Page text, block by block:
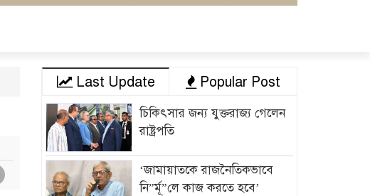
Last Update Popular Post
চিকিৎসার জন্য যুক্তরাজ্য গেলেন
রাষ্ট্রপতি
‘জামায়াতকে রাজনৈতিকভাবে
নি”র্মূ”লে কাজ করতে হবে’